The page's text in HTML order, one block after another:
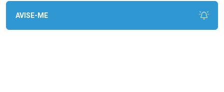
AVISE-ME
LGPD Aceite os Cookies